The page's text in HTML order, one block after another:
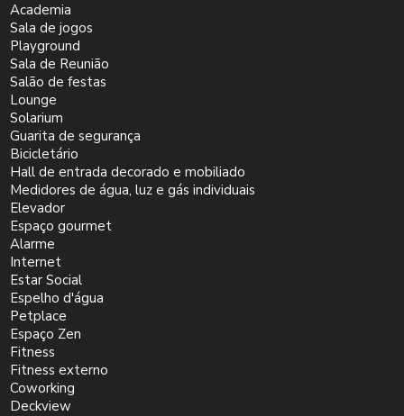
Academia
Sala de jogos
Playground
Sala de Reunião
Salão de festas
Lounge
Solarium
Guarita de segurança
Bicicletário
Hall de entrada decorado e mobiliado
Medidores de água, luz e gás individuais
Elevador
Espaço gourmet
Alarme
Internet
Estar Social
Espelho d'água
Petplace
Espaço Zen
Fitness
Fitness externo
Coworking
Deckview